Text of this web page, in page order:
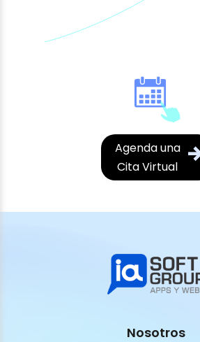
Agenda una
Cita Virtual
Nosotros